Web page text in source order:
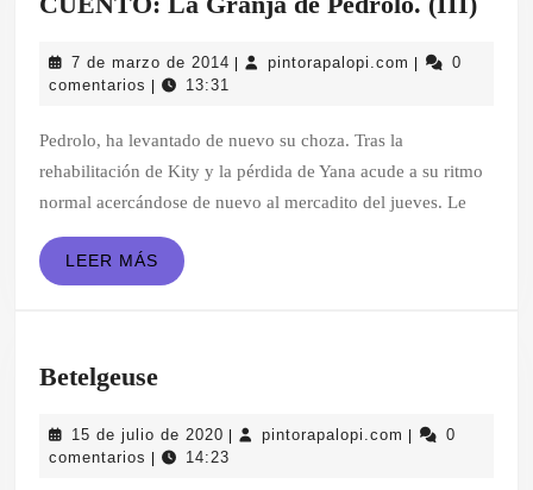
(III)
7 de marzo de 2014 7
2014
| pintorapalopi.com |
0
comentarios | 13:31
Pedrolo, ha levantado de nuevo su choza. Tras la
rehabilitación de Kity y la pérdida de Yana acude a su ritmo
normal acercándose de nuevo al mercadito del jueves. Le
LEER MÁS LEER
MÁS
BetelgeuseBetelgeuse
15 de julio de 2020 15
de
| pintorapalopi.com |
0
comentarios | 14:23